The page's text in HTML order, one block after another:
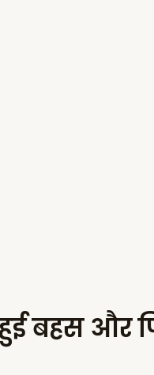
बहस और